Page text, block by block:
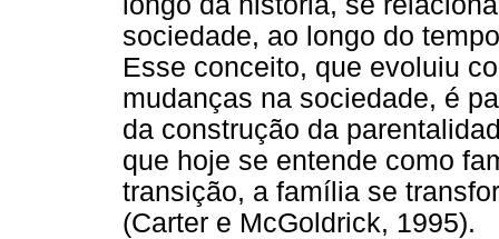
sociedade, ao longo do
Esse conceito, que evoluiu
mudanças na sociedade, é
da construção da
que hoje se entende como
transição, a família se
(Carter e McGoldrick, 1995).